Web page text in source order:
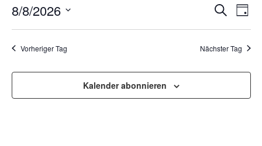
UND
SucheTag
8/8/2026
wählen.
Vorheriger Tag Nächster Tag
Kalender abonnieren